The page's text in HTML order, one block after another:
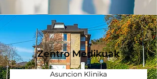
Zentro Medikuak
Asuncion Klinika